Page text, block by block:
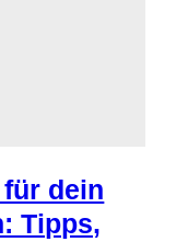
dein
Tipps,